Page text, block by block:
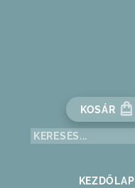
KOSÁR
KEZDŐLAP